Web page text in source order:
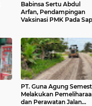
Babinsa Sertu Abdul
Arfan, Pendampingan
Vaksinasi PMK Pada
PT. Guna Agung
Melakukan
dan Perawatan Jalan